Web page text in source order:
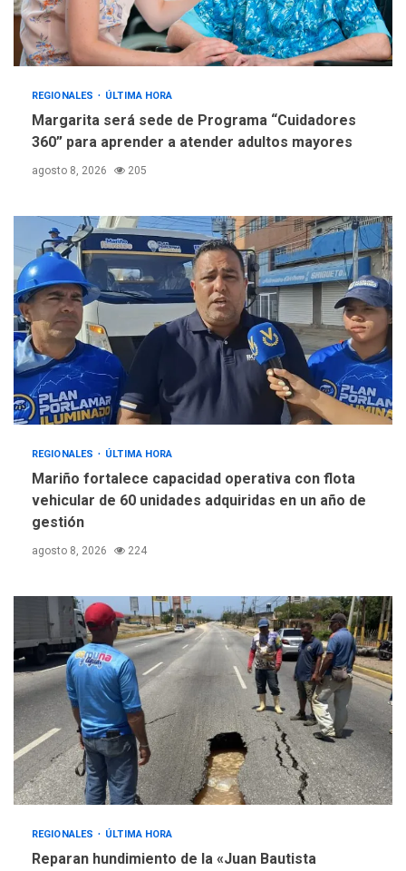
REGIONALES ÚLTIMA HORA
Margarita será sede de Programa “Cuidadores
360” para aprender a atender adultos mayores
agosto 8, 2026 205
REGIONALES ÚLTIMA HORA
Mariño fortalece capacidad operativa con flota
vehicular de 60 unidades adquiridas en un año de
gestión
agosto 8, 2026 224
REGIONALES ÚLTIMA HORA
Reparan hundimiento de la «Juan Bautista